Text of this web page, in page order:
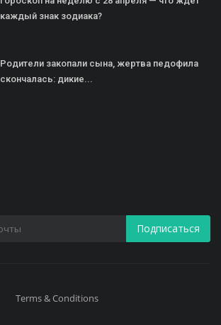
каждый знак зодиака?
Родители закопали сына, жертва педофила
скончалась: дикие...
Подписаться
Terms & Conditions